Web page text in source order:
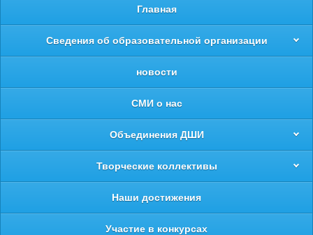
Главная
Сведения об образовательной организации
новости
СМИ о нас
Объединения ДШИ
Творческие коллективы
Наши достижения
Участие в конкурсах